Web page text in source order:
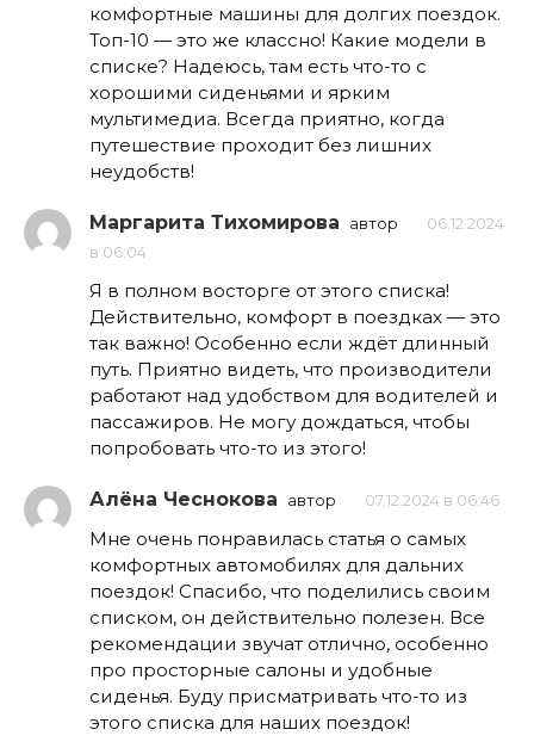
комфортные машины для долгих поездок.
Топ-10 — это же классно! Какие модели в
списке? Надеюсь, там есть что-то с
хорошими сиденьями и ярким
мультимедиа. Всегда приятно, когда
путешествие проходит без лишних
неудобств!
Маргарита Тихомирова автор
06.12.2024
в 06:04
Я в полном восторге от этого списка!
Действительно, комфорт в поездках — это
так важно! Особенно если ждёт длинный
путь. Приятно видеть, что производители
работают над удобством для водителей и
пассажиров. Не могу дождаться, чтобы
попробовать что-то из этого!
Алёна Чеснокова автор 07.12.2024 в 06:46
Мне очень понравилась статья о самых
комфортных автомобилях для дальних
поездок! Спасибо, что поделились своим
списком, он действительно полезен. Все
рекомендации звучат отлично, особенно
про просторные салоны и удобные
сиденья. Буду присматривать что-то из
этого списка для наших поездок!